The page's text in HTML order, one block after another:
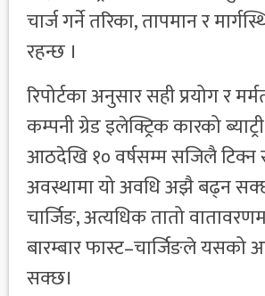
चार्ज गर्ने तरिका, तापमान र
रहन्छ ।
रिपोर्टका अनुसार सही प्रयोग र
कम्पनी ग्रेड इलेक्ट्रिक कारको
आठदेखि १० वर्षसम्म सजिलै
अवस्थामा यो अवधि अझै बढ्न
चार्जिङ, अत्यधिक तातो
बारम्बार फास्ट–चार्जिङले यसको
सक्छ।